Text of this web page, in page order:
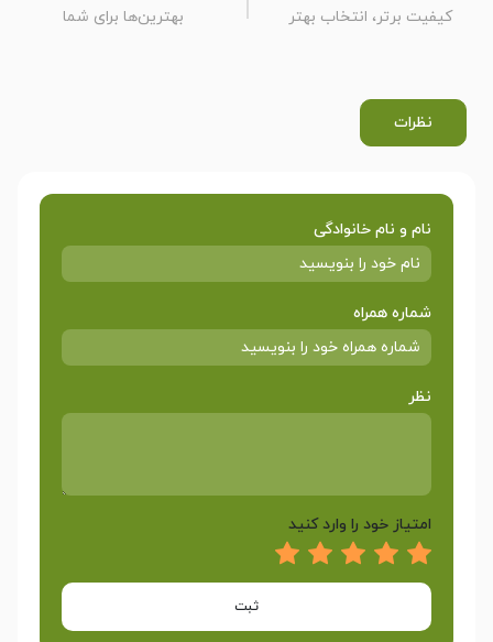
کیفیت برتر، انتخاب بهتر بهترین‌ها برای شما
نظرات
نام و نام خانوادگی
شماره همراه
نظر
امتیاز خود را وارد کنید
ثبت